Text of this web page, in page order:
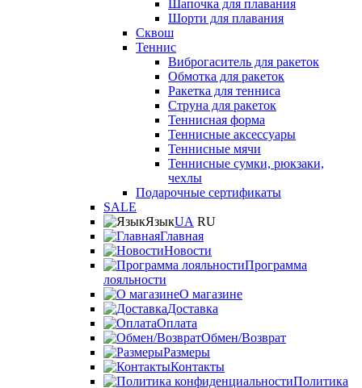
Шапочка для плавания
Шорти для плавания
Сквош
Теннис
Виброгаситель для ракеток
Обмотка для ракеток
Ракетка для тенниса
Струна для ракеток
Теннисная форма
Теннисные аксессуары
Теннисные мячи
Теннисные сумки, рюкзаки,
чехлы
Подарочные сертификаты
SALE
ЯзыкUA RU
Главная
Новости
Программа
лояльности
О магазине
Доставка
Оплата
Обмен/Возврат
Размеры
Контакты
Политика